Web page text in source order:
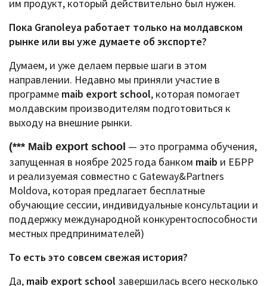
им продукт, который действительно был нужен.
Пока Granoleya работает только на молдавском
рынке или вы уже думаете об экспорте?
Думаем, и уже делаем первые шаги в этом
направлении. Недавно мы приняли участие в
программе maib export school, которая помогает
молдавским производителям подготовиться к
выходу на внешние рынки.
(*** Maib export school — это программа обучения,
запущенная в ноябре 2025 года банком maib и ЕБРР
и реализуемая совместно с Gateway&Partners
Moldova, которая предлагает бесплатные
обучающие сессии, индивидуальные консультации и
поддержку международной конкурентоспособности
местных предпринимателей)
То есть это совсем свежая история?
Да, maib export school завершилась всего несколько